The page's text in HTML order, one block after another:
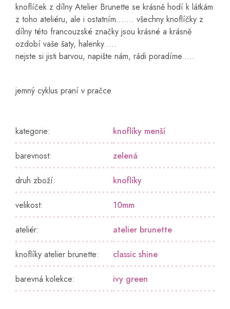
knoflíček z dílny Atelier Brunette se krásně hodí k látkám
z toho ateliéru, ale i ostatním....... všechny knoflíčky z
dílny této francouzské značky jsou krásné a krásně
ozdobí vaše šaty, halenky.....
nejste si jisti barvou, napište nám, rádi poradíme.....
jemný cyklus praní v pračce
kategorie: knoflíky menší
barevnost: zelená
druh zboží: knoflíky
velikost: 10mm
ateliér: atelier brunette
knoflíky atelier brunette: classic shine
barevná kolekce: ivy green